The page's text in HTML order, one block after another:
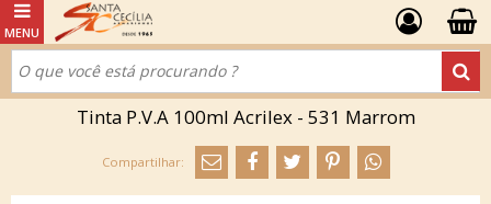
Tinta P.V.A 100ml Acrilex - 531 Marrom